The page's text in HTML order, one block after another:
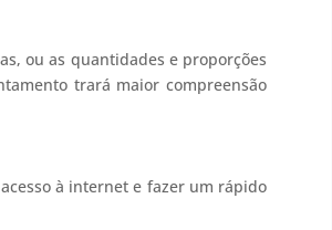
ou as quantidades e proporções
trará maior compreensão
à internet e fazer um rápido